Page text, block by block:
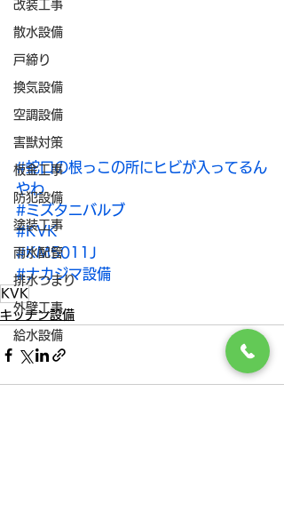
改装工事
散水設備
戸締り
換気設備
空調設備
害獣対策
板金工事
防犯設備
塗装工事
雨水配管
排水つまり
外壁工事
給水設備
#蛇口の根っこの所にヒビが入ってるん
やわ
#ミズタニバルブ
#KVK
#KM5011J
#ナカジマ設備
KVK
キッチン設備